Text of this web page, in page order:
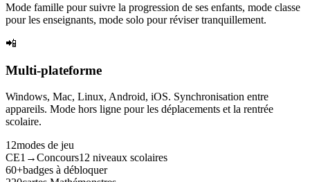
Mode famille pour suivre la progression de ses enfants, mode classe
pour les enseignants, mode solo pour réviser tranquillement.
📲
Multi-plateforme
Windows, Mac, Linux, Android, iOS. Synchronisation entre
appareils. Mode hors ligne pour les déplacements et la rentrée
scolaire.
12modes de jeu
CE1→Concours12 niveaux scolaires
60+badges à débloquer